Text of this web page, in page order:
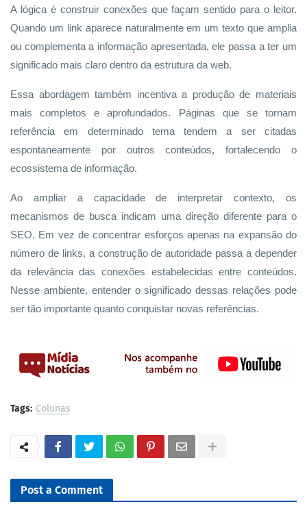
A lógica é construir conexões que façam sentido para o leitor.
Quando um link aparece naturalmente em um texto que amplia
ou complementa a informação apresentada, ele passa a ter um
significado mais claro dentro da estrutura da web.
Essa abordagem também incentiva a produção de materiais
mais completos e aprofundados. Páginas que se tornam
referência em determinado tema tendem a ser citadas
espontaneamente por outros conteúdos, fortalecendo o
ecossistema de informação.
Ao ampliar a capacidade de interpretar contexto, os
mecanismos de busca indicam uma direção diferente para o
SEO. Em vez de concentrar esforços apenas na expansão do
número de links, a construção de autoridade passa a depender
da relevância das conexões estabelecidas entre conteúdos.
Nesse ambiente, entender o significado dessas relações pode
ser tão importante quanto conquistar novas referências.
Tags: Colunas
Post a Comment